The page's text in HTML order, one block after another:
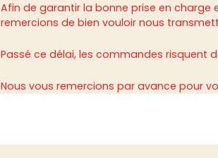
Afin de garantir la bonne prise en
remercions de bien vouloir nous
Passé ce délai, les commandes risquent
Nous vous remercions par avance pour